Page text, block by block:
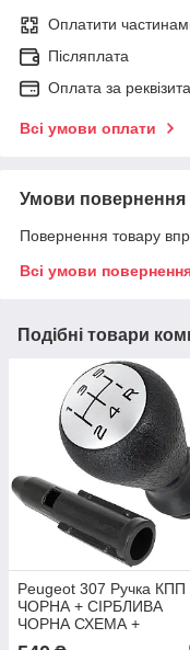
Оплатити
Післяплата
Оплата за
Всі умови оплати
Умови повернення
Повернення товару
Всі умови
Подібні товари
Peugeot 307 Ручка КПП
ЧОРНА + СІРБЛИВА
ЧОРНА СХЕМА +
перехідник важеля